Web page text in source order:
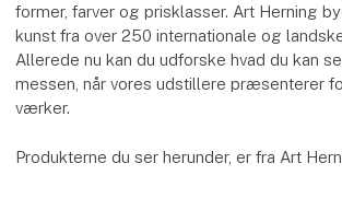
former, farver og prisklasser. Art Herning
kunst fra over 250 internationale og
Allerede nu kan du udforske hvad du kan
messen, når vores udstillere præsenterer
værker.
Produkterne du ser herunder, er fra Art